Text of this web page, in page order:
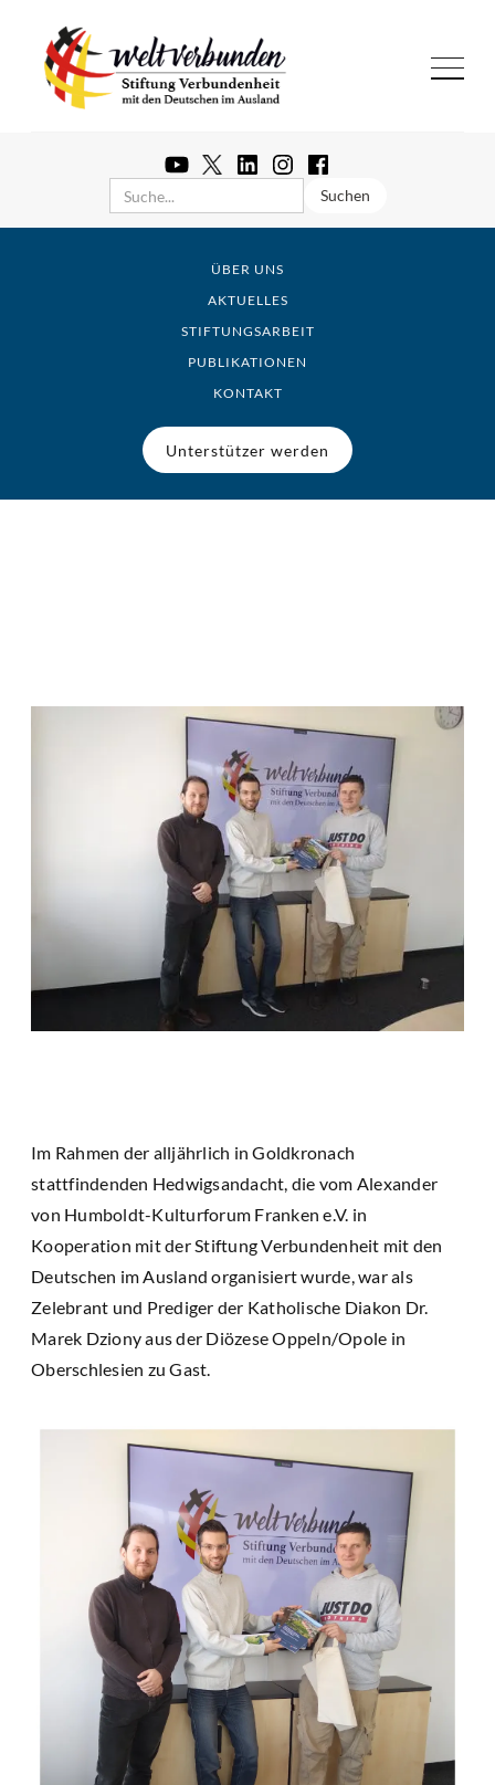
ÜBER UNS
AKTUELLES
STIFTUNGSARBEIT
PUBLIKATIONEN
KONTAKT
Unterstützer werden
Im Rahmen der alljährlich in Goldkronach
stattfindenden Hedwigsandacht, die vom Alexander
von Humboldt-Kulturforum Franken e.V. in
Kooperation mit der Stiftung Verbundenheit mit den
Deutschen im Ausland organisiert wurde, war als
Zelebrant und Prediger der Katholische Diakon Dr.
Marek Dziony aus der Diözese Oppeln/Opole in
Oberschlesien zu Gast.